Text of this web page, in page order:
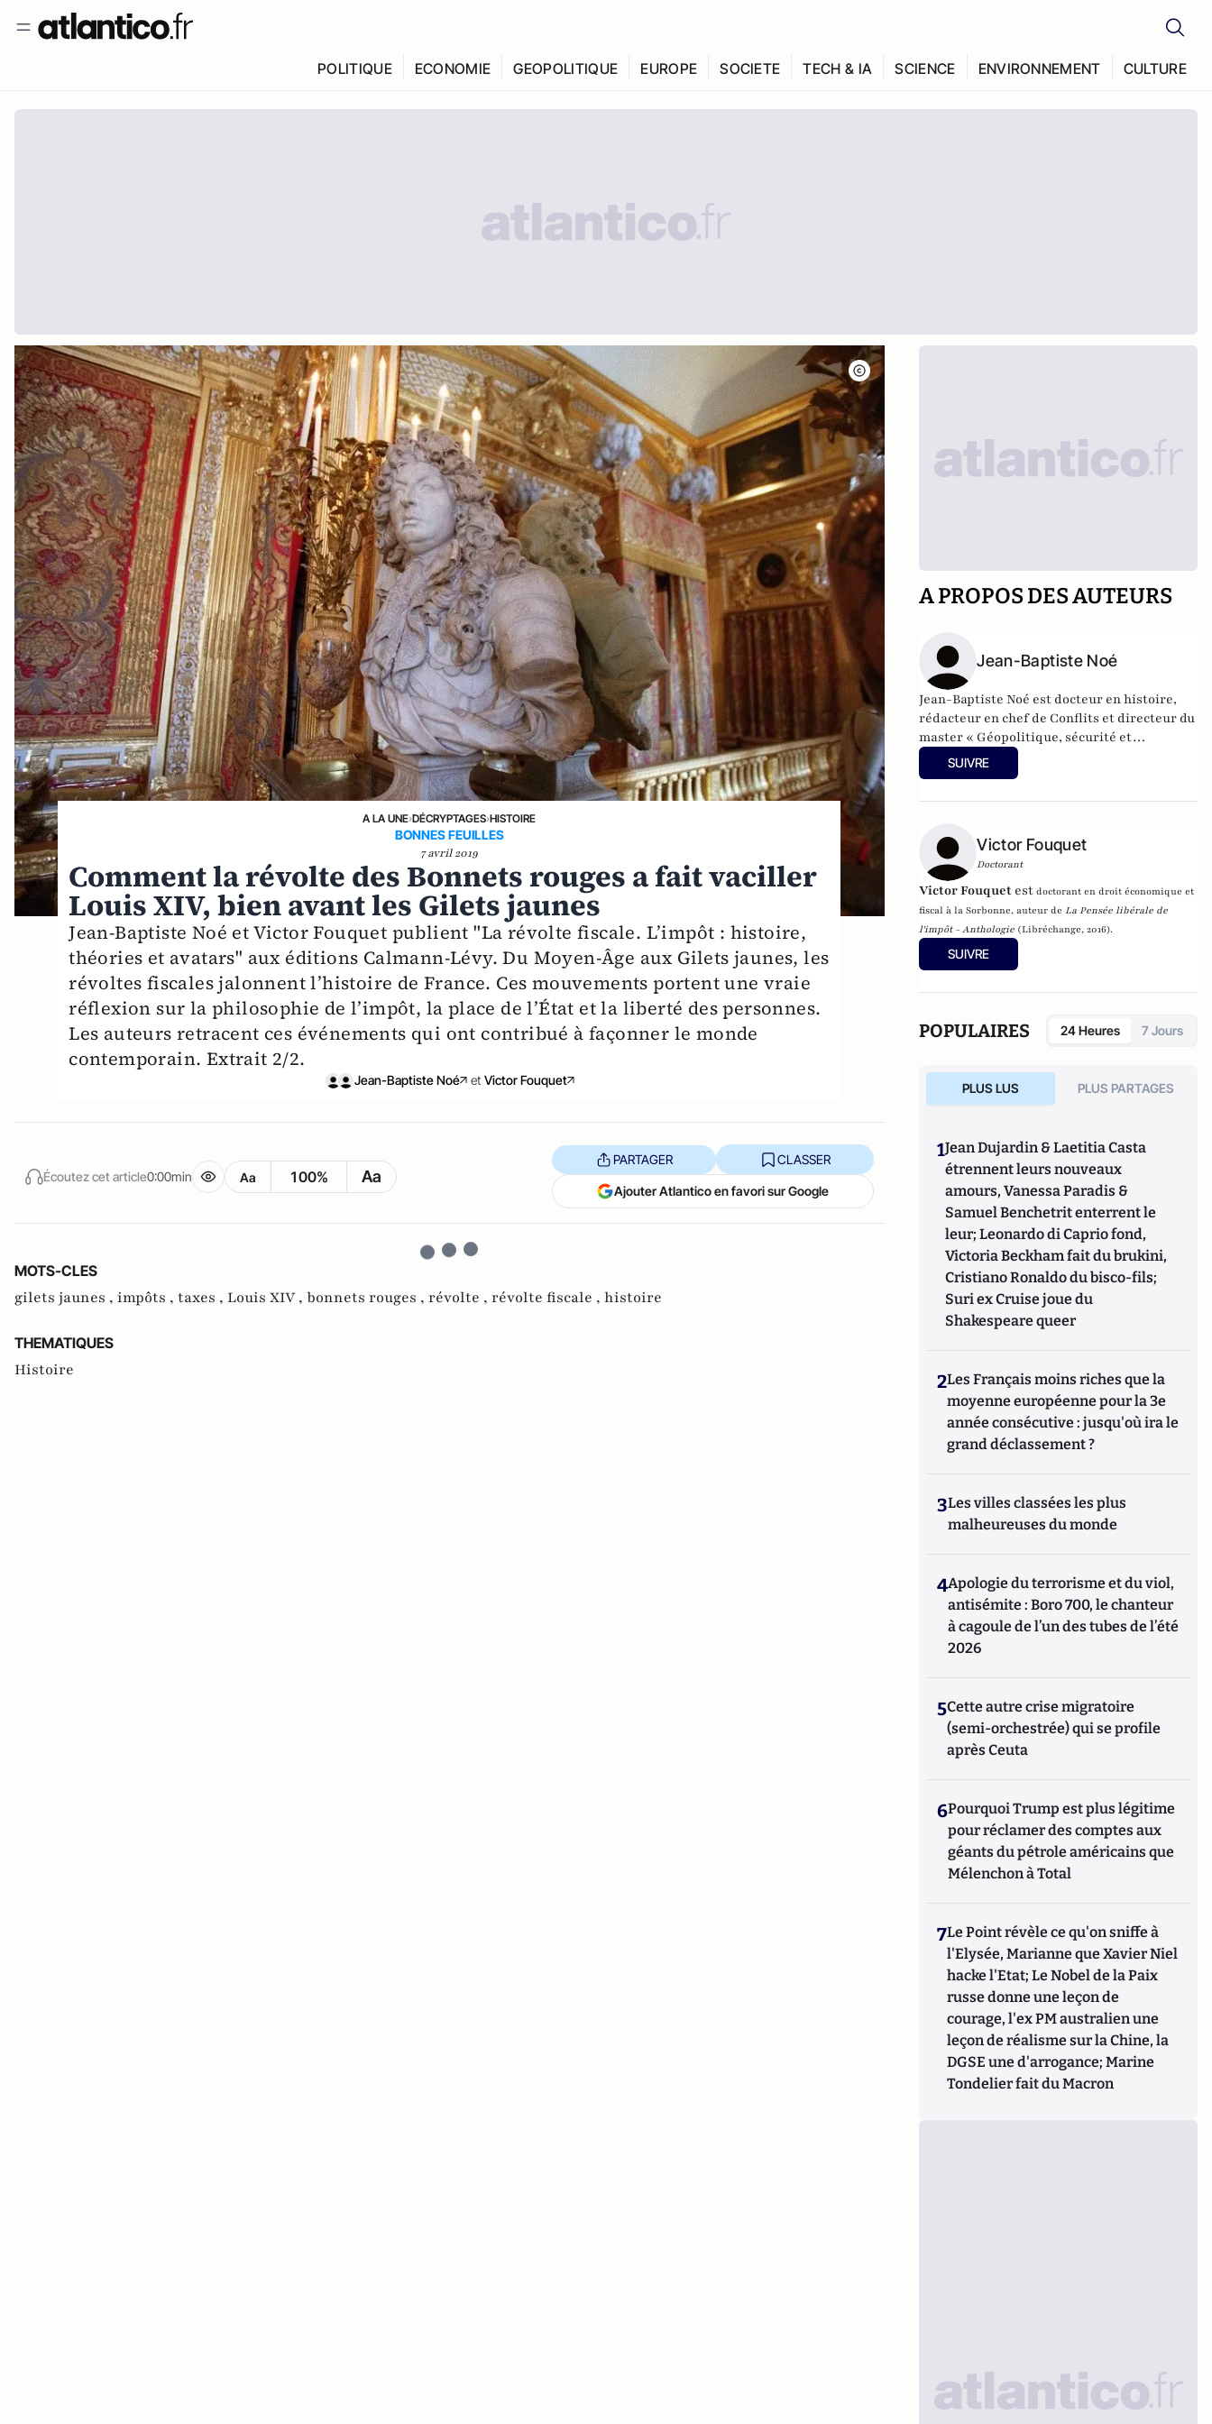
POLITIQUE ECONOMIE GEOPOLITIQUE EUROPE SOCIETE TECH & IA SCIENCE ENVIRONNEMENT CULTURE
A LA UNE›DÉCRYPTAGES›HISTOIRE
BONNES FEUILLES
7 avril 2019
Comment la révolte des Bonnets rouges a fait vaciller
Louis XIV, bien avant les Gilets jaunes
Jean-Baptiste Noé et Victor Fouquet publient "La révolte fiscale. L’impôt : histoire,
théories et avatars" aux éditions Calmann-Lévy. Du Moyen-Âge aux Gilets jaunes, les
révoltes fiscales jalonnent l’histoire de France. Ces mouvements portent une vraie
réflexion sur la philosophie de l’impôt, la place de l’État et la liberté des personnes.
Les auteurs retracent ces événements qui ont contribué à façonner le monde
contemporain. Extrait 2/2.
Jean-Baptiste Noé et Victor Fouquet
Écoutez cet article0:00min Aa 100% Aa
PARTAGER CLASSER
Ajouter Atlantico en favori sur Google
MOTS-CLES
gilets jaunes , impôts , taxes , Louis XIV , bonnets rouges , révolte , révolte fiscale , histoire
THEMATIQUES
Histoire
A PROPOS DES AUTEURS
Jean-Baptiste Noé
Jean-Baptiste Noé est docteur en histoire,
rédacteur en chef de Conflits et directeur du
master « Géopolitique, sécurité et
défense ».
SUIVRE
Victor Fouquet
Doctorant
Victor Fouquet estdoctorant en droit économique et
fiscal à la Sorbonne, auteur deLa Pensée libérale de
l'impôt - Anthologie (Libréchange, 2016).
SUIVRE
POPULAIRES 24 Heures 7 Jours
PLUS LUS PLUS PARTAGES
1Jean Dujardin & Laetitia Casta
étrennent leurs nouveaux
amours, Vanessa Paradis &
Samuel Benchetrit enterrent le
leur; Leonardo di Caprio fond,
Victoria Beckham fait du brukini,
Cristiano Ronaldo du bisco-fils;
Suri ex Cruise joue du
Shakespeare queer
2Les Français moins riches que la
moyenne européenne pour la 3e
année consécutive : jusqu'où ira le
grand déclassement ?
3Les villes classées les plus
malheureuses du monde
4Apologie du terrorisme et du viol,
antisémite : Boro 700, le chanteur
à cagoule de l’un des tubes de l’été
2026
5Cette autre crise migratoire
(semi-orchestrée) qui se profile
après Ceuta
6Pourquoi Trump est plus légitime
pour réclamer des comptes aux
géants du pétrole américains que
Mélenchon à Total
7Le Point révèle ce qu'on sniffe à
l'Elysée, Marianne que Xavier Niel
hacke l'Etat; Le Nobel de la Paix
russe donne une leçon de
courage, l'ex PM australien une
leçon de réalisme sur la Chine, la
DGSE une d'arrogance; Marine
Tondelier fait du Macron